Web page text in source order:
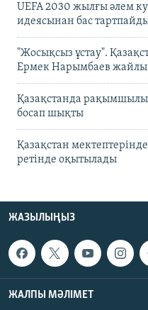
UEFA 2030 жылғы әлем
идеясынан бас
"Жосықсыз ұстау".
Ермек Нарымбаев
Қазақстанда
босап шықты
Қазақстан
ретінде оқытылады
ЖАЗЫЛЫҢЫЗ
ЖАЛПЫ МӘЛІМЕТ